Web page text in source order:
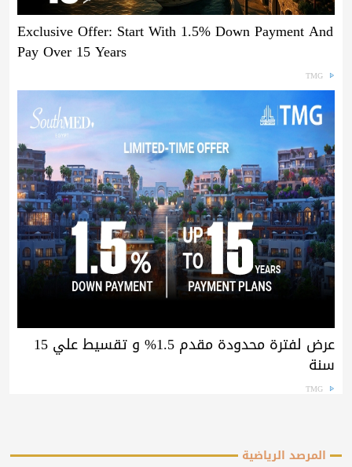
Exclusive Offer: Start With 1.5% Down Payment And
Pay Over 15 Years
TMG
عرض لفترة محدودة مقدم 1.5% و تقسيط علي 15
سنة
TMG
المرصد الرياضية